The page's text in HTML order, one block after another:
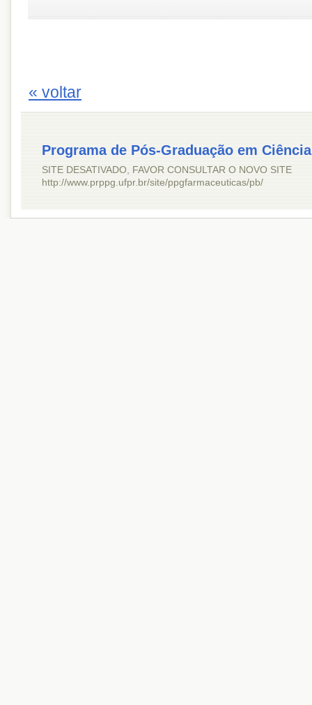
« voltar
Programa de Pós-Graduação em
SITE DESATIVADO, FAVOR CONSULTAR O NOVO SITE
http://www.prppg.ufpr.br/site/ppgfarmaceuticas/pb/